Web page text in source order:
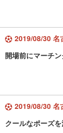
2019/08/30 名
開場前にマーチ
2019/08/30 名
クールなポーズ